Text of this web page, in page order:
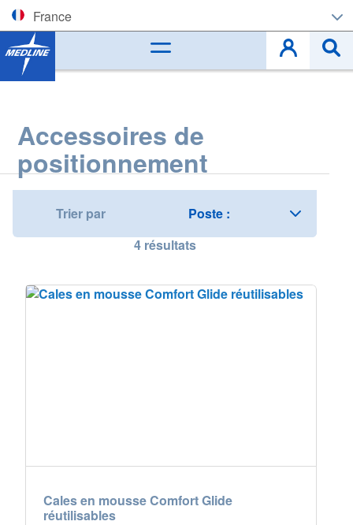
France
Corporate (EN)
Belgique (FR)
Czech
Deutschland
España
Slovenská republika
Accessoires de
positionnement
Trier par
4résultats
Cales en mousse Comfort Glide
réutilisables